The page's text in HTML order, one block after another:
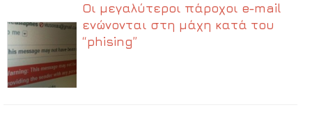
Οι μεγαλύτεροι πάροχοι e-mail
ενώνονται στη μάχη κατά του
“phising”